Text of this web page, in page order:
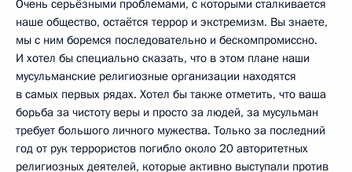
Очень серьёзными проблемами, с которыми сталкивается
наше общество, остаётся террор и экстремизм. Вы знаете,
мы с ним боремся последовательно и бескомпромиссно.
И хотел бы специально сказать, что в этом плане наши
мусульманские религиозные организации находятся
в самых первых рядах. Хотел бы также отметить, что ваша
борьба за чистоту веры и просто за людей, за мусульман
требует большого личного мужества. Только за последний
год от рук террористов погибло около 20 авторитетных
религиозных деятелей, которые активно выступали против